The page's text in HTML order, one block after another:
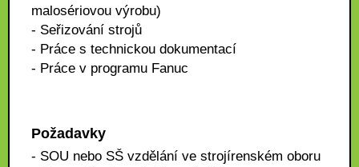
malosériovou výrobu)
- Seřizování strojů
- Práce s technickou dokumentací
- Práce v programu Fanuc
Požadavky
- SOU nebo SŠ vzdělání ve strojírenském oboru